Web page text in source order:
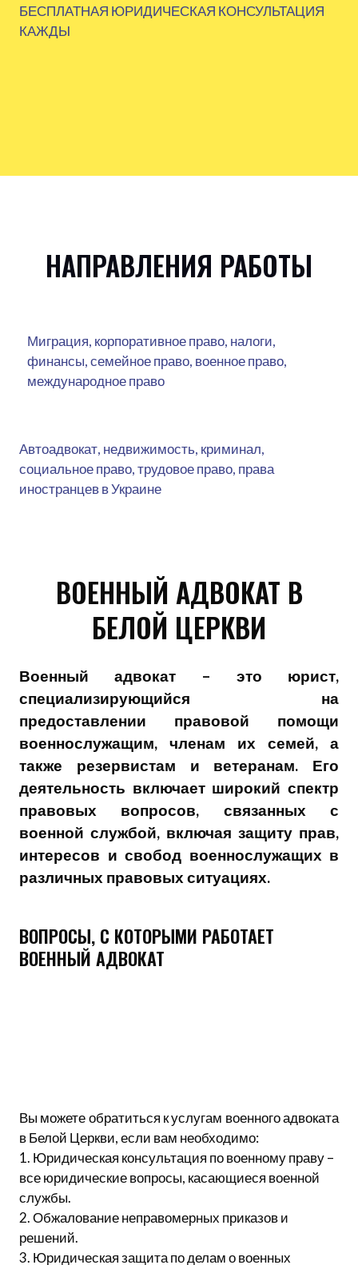
БЕСПЛАТНАЯ ЮРИДИЧЕСКАЯ КОНСУЛЬТАЦИЯ
КАЖДЫ
НАПРАВЛЕНИЯ РАБОТЫ
Миграция, корпоративное право, налоги,
финансы, семейное право, военное право,
международное право
Автоадвокат, недвижимость, криминал,
социальное право, трудовое право, права
иностранцев в Украине
ВОЕННЫЙ АДВОКАТ В
БЕЛОЙ ЦЕРКВИ
Военный адвокат – это юрист,
специализирующийся на
предоставлении правовой помощи
военнослужащим, членам их семей, а
также резервистам и ветеранам. Его
деятельность включает широкий спектр
правовых вопросов, связанных с
военной службой, включая защиту прав,
интересов и свобод военнослужащих в
различных правовых ситуациях.
ВОПРОСЫ, С КОТОРЫМИ РАБОТАЕТ
ВОЕННЫЙ АДВОКАТ
Вы можете обратиться к услугам военного адвоката
в Белой Церкви, если вам необходимо:
1. Юридическая консультация по военному праву –
все юридические вопросы, касающиеся военной
службы.
2. Обжалование неправомерных приказов и
решений.
3. Юридическая защита по делам о военных